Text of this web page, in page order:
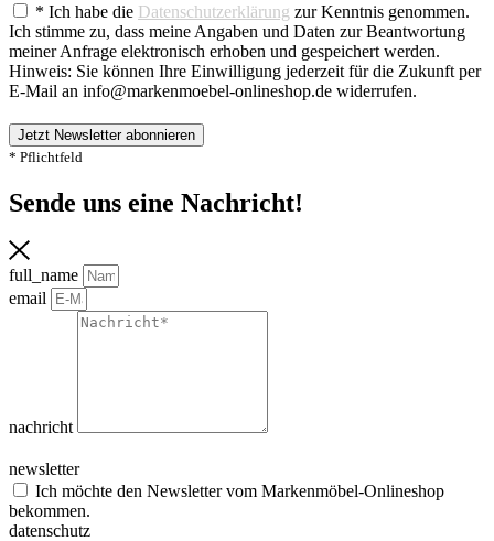
* Ich habe die Datenschutzerklärung zur Kenntnis genommen.
Ich stimme zu, dass meine Angaben und Daten zur Beantwortung
meiner Anfrage elektronisch erhoben und gespeichert werden.
Hinweis: Sie können Ihre Einwilligung jederzeit für die Zukunft per
E-Mail an info@markenmoebel-onlineshop.de widerrufen.
Jetzt Newsletter abonnieren
* Pflichtfeld
Sende uns eine Nachricht!​
full_name
email
nachricht
newsletter
Ich möchte den Newsletter vom Markenmöbel-Onlineshop
bekommen.
datenschutz